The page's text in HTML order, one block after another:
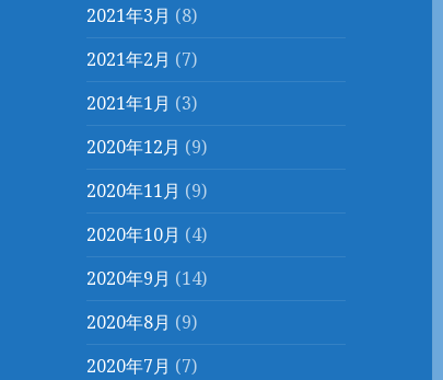
2021年3月 (8)
2021年2月 (7)
2021年1月 (3)
2020年12月 (9)
2020年11月 (9)
2020年10月 (4)
2020年9月 (14)
2020年8月 (9)
2020年7月 (7)